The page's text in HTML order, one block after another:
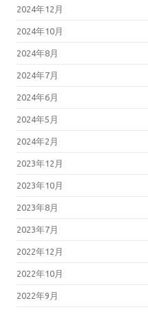
2024年12月
2024年10月
2024年8月
2024年7月
2024年6月
2024年5月
2024年2月
2023年12月
2023年10月
2023年8月
2023年7月
2022年12月
2022年10月
2022年9月